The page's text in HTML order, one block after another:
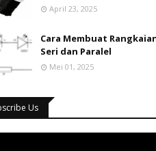
April 23, 2025
Cara Membuat
Seri dan Paralel
Mei 01, 2025
Us